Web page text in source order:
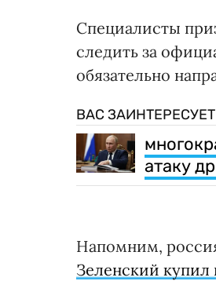
Специалисты
следить за
обязательно
ВАС ЗАИНТЕРЕСУЕТ
атаку
Напомним,
Зеленский купил